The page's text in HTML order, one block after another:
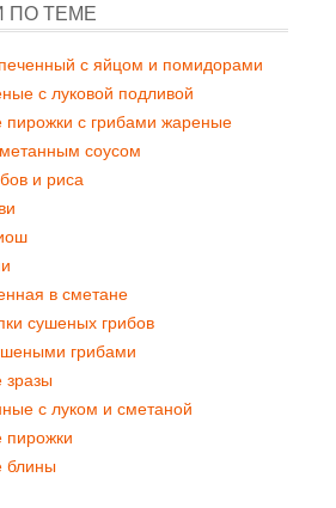
ПО ТЕМЕ
с яйцом и помидорами
с луковой подливой
с грибами жареные
соусом
и риса
в сметане
сушеных грибов
грибами
зразы
с луком и сметаной
пирожки
блины